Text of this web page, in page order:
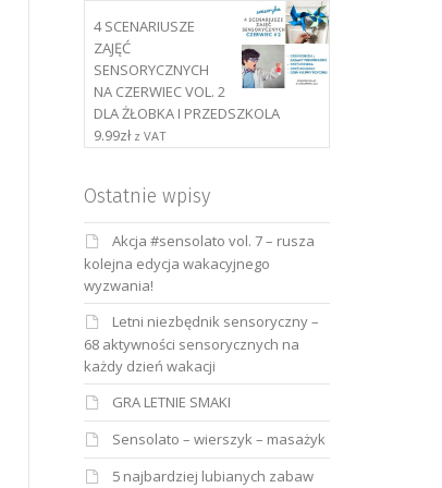
4 SCENARIUSZE
ZAJĘĆ
SENSORYCZNYCH
NA CZERWIEC VOL. 2
DLA ŻŁOBKA I PRZEDSZKOLA
9.99zł z VAT
Ostatnie wpisy
Akcja #sensolato vol. 7 – rusza
kolejna edycja wakacyjnego
wyzwania!
Letni niezbędnik sensoryczny –
68 aktywności sensorycznych na
każdy dzień wakacji
GRA LETNIE SMAKI
Sensolato – wierszyk – masażyk
5 najbardziej lubianych zabaw